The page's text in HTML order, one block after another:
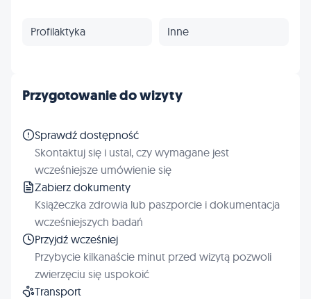
Profilaktyka Inne
Przygotowanie do wizyty
Sprawdź dostępność
Skontaktuj się i ustal, czy wymagane jest
wcześniejsze umówienie się
Zabierz dokumenty
Książeczka zdrowia lub paszporcie i dokumentacja
wcześniejszych badań
Przyjdź wcześniej
Przybycie kilkanaście minut przed wizytą pozwoli
zwierzęciu się uspokoić
Transport